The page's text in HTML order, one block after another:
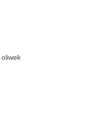
oliwek